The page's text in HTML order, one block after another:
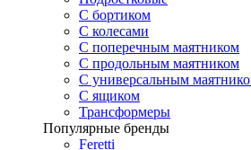
С бортиком
С колесами
С поперечным маятником
С продольным маятником
С универсальным
С ящиком
Трансформеры
Популярные бренды
Feretti